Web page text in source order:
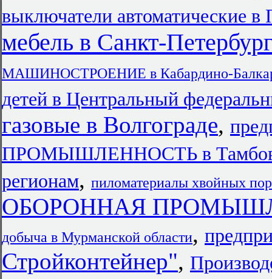
выключатели автоматические
мебель в Санкт-
МАШИНОСТРОЕНИЕ в Кабардино-
детей в Центральный
газовые в Волгограде,
ПРОМЫШЛЕННОСТЬ в
регионам, пиломатериалы хвойных
ОБОРОННАЯ
добыча в Мурманской области,
Стройконтейнер",